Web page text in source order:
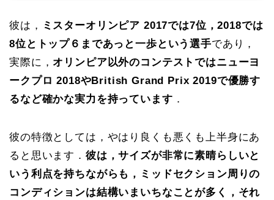
彼は，
ミスターオリンピア 2017では7位，2018では
8位とトップ６まであっと一歩という選手であり，
実際に， オリンピア以外のコンテストではニューヨ
ークプロ 2018やBritish Grand Prix 2019で優勝す
るなど確かな実力を持っています ．
彼の特徴としては，やはり良くも悪くも上半身にあ
ると思います． 彼は，サイズが非常に素晴らしいと
いう利点を持ちながらも，ミッドセクション周りの
コンディションは結構いまいちなことが多く，それ